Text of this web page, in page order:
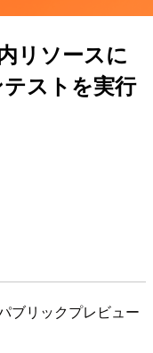
リソースに
ストを実行
ブリックプレビュー